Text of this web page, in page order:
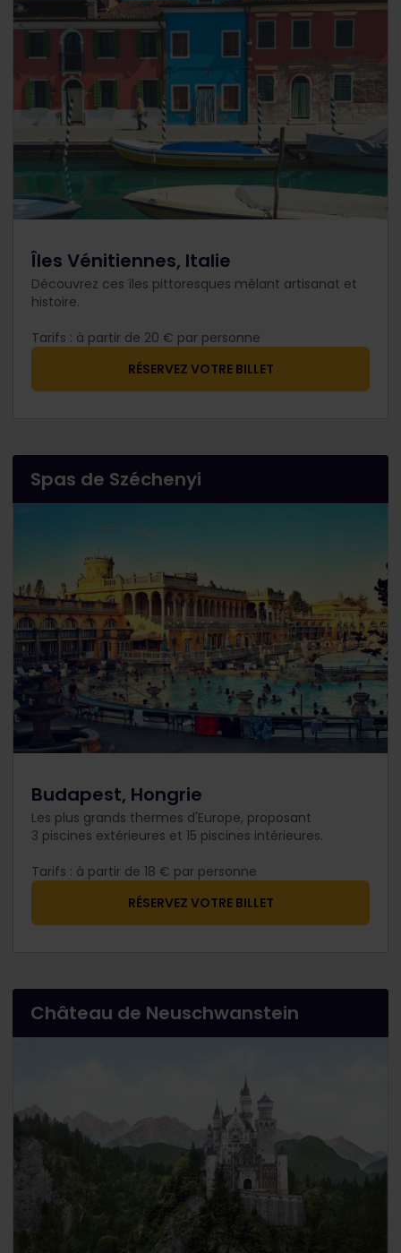
Îles Vénitiennes, Italie
Découvrez ces îles pittoresques mêlant artisanat et
histoire.
Tarifs : à partir de 20 € par personne
​RÉSERVEZ VOTRE BILLET
Spas de Széchenyi
Budapest, Hongrie
Les plus grands thermes d'Europe, proposant
3 piscines extérieures et 15 piscines intérieures.
Tarifs : à partir de 18 € par personne
​RÉSERVEZ VOTRE BILLET
Château de Neuschwanstein